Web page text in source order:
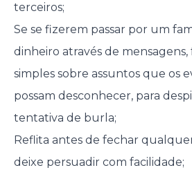
terceiros;
Se se fizerem passar por um
dinheiro através de
simples sobre assuntos que os
possam desconhecer, para
tentativa de burla;
Reflita antes de fechar
deixe persuadir com facilidade;